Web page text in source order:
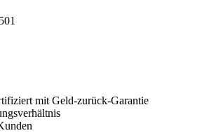
mit Geld-zurück-Garantie